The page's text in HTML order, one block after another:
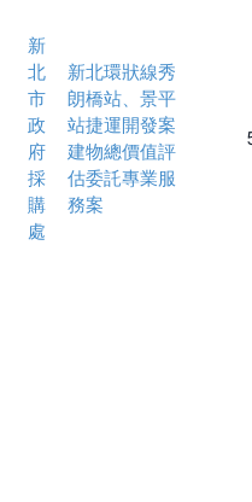
新
北
市
政
府
採
購
處
新北環狀線秀
朗橋站、景平
站捷運開發案
建物總價值評
估委託專業服
務案